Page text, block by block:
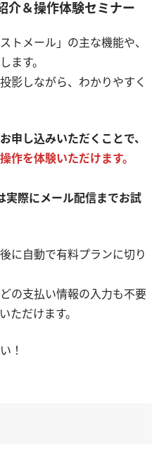
介＆操作体験セミナー
トメール」の主な機能や、
ます。
影しながら、わかりやすく
申し込みいただくことで、
作を体験いただけます。
実際にメール配信までお試
に自動で有料プランに切り
の支払い情報の入力も不要
ただけます。
！